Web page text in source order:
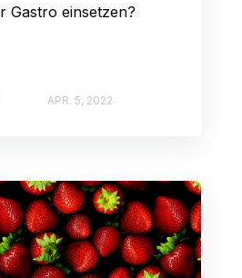
Gastro einsetzen?
APR. 5, 2022